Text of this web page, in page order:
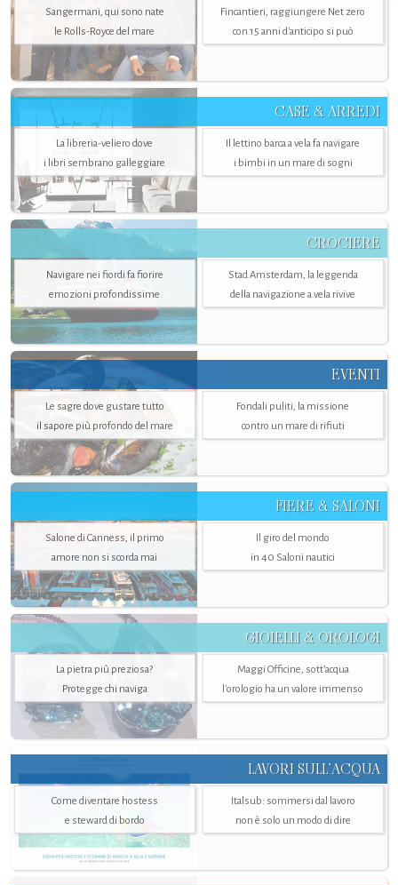
Sangermani, qui sono nate
le Rolls-Royce del mare
Fincantieri, raggiungere Net zero
con 15 anni d'anticipo si può
CASE & ARREDI
La libreria-veliero dove
i libri sembrano galleggiare
Il lettino barca a vela fa navigare
i bimbi in un mare di sogni
CROCIERE
Navigare nei fiordi fa fiorire
emozioni profondissime
Stad Amsterdam, la leggenda
della navigazione a vela rivive
EVENTI
Le sagre dove gustare tutto
il sapore più profondo del mare
Fondali puliti, la missione
contro un mare di rifiuti
FIERE & SALONI
Salone di Canness, il primo
amore non si scorda mai
Il giro del mondo
in 40 Saloni nautici
GIOIELLI & OROLOGI
La pietra più preziosa?
Protegge chi naviga
Maggi Officine, sott’acqua
l'orologio ha un valore immenso
LAVORI SULL’ACQUA
Come diventare hostess
e steward di bordo
Italsub: sommersi dal lavoro
non è solo un modo di dire